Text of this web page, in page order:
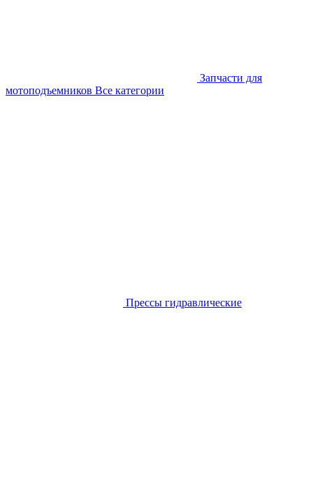
Запчасти для
мотоподъемников Все категории
Прессы гидравлические